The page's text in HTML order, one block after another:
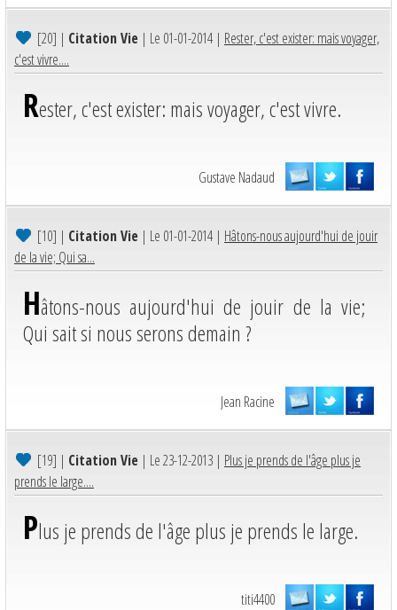
[20] | Citation Vie | Le 01-01-2014 | Rester, c'est exister: mais voyager,
c'est vivre....
Rester, c'est exister: mais voyager, c'est vivre.
Gustave Nadaud
[10] | Citation Vie | Le 01-01-2014 | Hâtons-nous aujourd'hui de jouir
de la vie; Qui sa...
Hâtons-nous aujourd'hui de jouir de la vie;
Qui sait si nous serons demain ?
Jean Racine
[19] | Citation Vie | Le 23-12-2013 | Plus je prends de l'âge plus je
prends le large....
Plus je prends de l'âge plus je prends le large.
titi4400